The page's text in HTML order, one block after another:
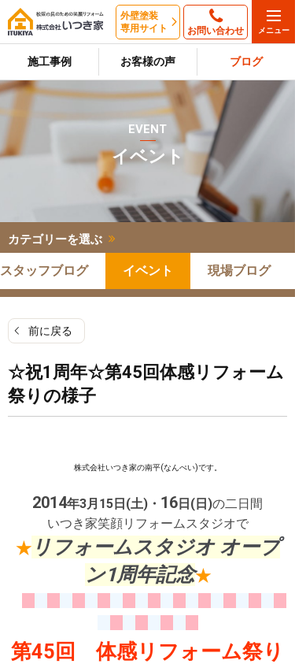
外壁塗装
専用サイト
お問い合わせ
施工事例 お客様の声 ブログ
EVENT
イベント
カテゴリーを選ぶ
スタッフブログ イベント 現場ブログ
前に戻る
☆祝1周年☆第45回体感リフォーム
祭りの様子
株式会社いつき家の南平(なんぺい)です。
2014年3月 15日(土) ・ 16日(日)の二日間
いつき家笑顔リフォームスタジオで
★リフォームスタジオ オープ
ン1周年記念★
第45回 体感リフォーム祭り